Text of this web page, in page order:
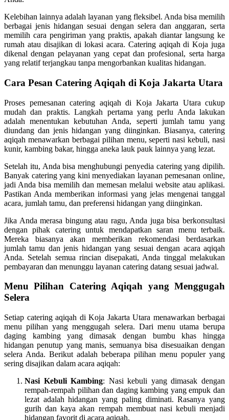
Kelebihan lainnya adalah layanan yang fleksibel. Anda bisa memilih
berbagai jenis hidangan sesuai dengan selera dan anggaran, serta
memilih cara pengiriman yang praktis, apakah diantar langsung ke
rumah atau disajikan di lokasi acara. Catering aqiqah di Koja juga
dikenal dengan pelayanan yang cepat dan profesional, serta harga
yang relatif terjangkau tanpa mengorbankan kualitas hidangan.
Cara Pesan Catering Aqiqah di Koja Jakarta Utara
Proses pemesanan catering aqiqah di Koja Jakarta Utara cukup
mudah dan praktis. Langkah pertama yang perlu Anda lakukan
adalah menentukan kebutuhan Anda, seperti jumlah tamu yang
diundang dan jenis hidangan yang diinginkan. Biasanya, catering
aqiqah menawarkan berbagai pilihan menu, seperti nasi kebuli, nasi
kunir, kambing bakar, hingga aneka lauk pauk lainnya yang lezat.
Setelah itu, Anda bisa menghubungi penyedia catering yang dipilih.
Banyak catering yang kini menyediakan layanan pemesanan online,
jadi Anda bisa memilih dan memesan melalui website atau aplikasi.
Pastikan Anda memberikan informasi yang jelas mengenai tanggal
acara, jumlah tamu, dan preferensi hidangan yang diinginkan.
Jika Anda merasa bingung atau ragu, Anda juga bisa berkonsultasi
dengan pihak catering untuk mendapatkan saran menu terbaik.
Mereka biasanya akan memberikan rekomendasi berdasarkan
jumlah tamu dan jenis hidangan yang sesuai dengan acara aqiqah
Anda. Setelah semua rincian disepakati, Anda tinggal melakukan
pembayaran dan menunggu layanan catering datang sesuai jadwal.
Menu Pilihan Catering Aqiqah yang Menggugah
Selera
Setiap catering aqiqah di Koja Jakarta Utara menawarkan berbagai
menu pilihan yang menggugah selera. Dari menu utama berupa
daging kambing yang dimasak dengan bumbu khas hingga
hidangan penutup yang manis, semuanya bisa disesuaikan dengan
selera Anda. Berikut adalah beberapa pilihan menu populer yang
sering disajikan dalam acara aqiqah:
Nasi Kebuli Kambing: Nasi kebuli yang dimasak dengan
rempah-rempah pilihan dan daging kambing yang empuk dan
lezat adalah hidangan yang paling diminati. Rasanya yang
gurih dan kaya akan rempah membuat nasi kebuli menjadi
hidangan favorit di acara aqiqah.